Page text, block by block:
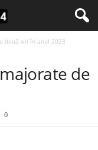
două ori în anul 2023
de
0